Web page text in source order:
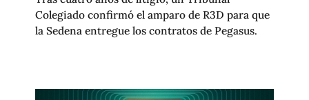
Colegiado confirmó el amparo de R3D para que
la Sedena entregue los contratos de Pegasus.